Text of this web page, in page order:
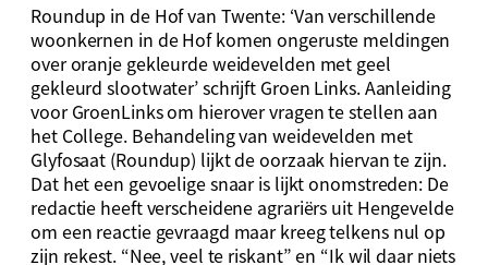
Roundup in de Hof van Twente: ‘Van verschillende
woonkernen in de Hof komen ongeruste meldingen
over oranje gekleurde weidevelden met geel
gekleurd slootwater’ schrijft Groen Links. Aanleiding
voor GroenLinks om hierover vragen te stellen aan
het College. Behandeling van weidevelden met
Glyfosaat (Roundup) lijkt de oorzaak hiervan te zijn.
Dat het een gevoelige snaar is lijkt onomstreden: De
redactie heeft verscheidene agrariërs uit Hengevelde
om een reactie gevraagd maar kreeg telkens nul op
zijn rekest. “Nee, veel te riskant” en “Ik wil daar niets